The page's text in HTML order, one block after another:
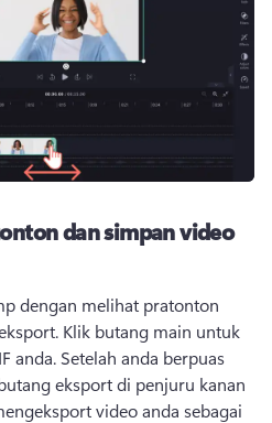
dan simpan video
dengan melihat pratonton
Klik butang main untuk
anda. Setelah anda berpuas
eksport di penjuru kanan
video anda sebagai